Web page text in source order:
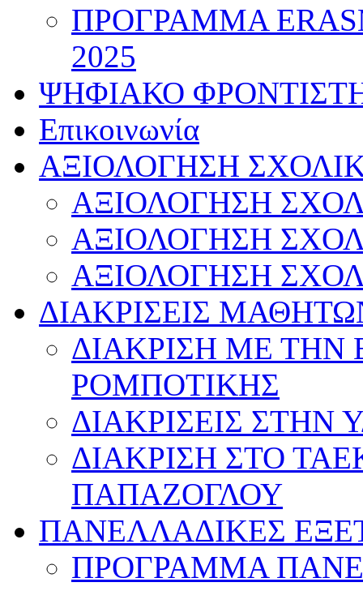
ΠΡΟΓΡΑΜΜΑ
2025
ΨΗΦΙΑΚΟ
Επικοινωνία
ΑΞΙΟΛΟΓΗΣΗ
ΑΞΙΟΛΟΓΗΣΗ
ΑΞΙΟΛΟΓΗΣΗ
ΑΞΙΟΛΟΓΗΣΗ
ΔΙΑΚΡΙΣΕΙΣ
ΔΙΑΚΡΙΣΗ ΜΕ
ΡΟΜΠΟΤΙΚΗΣ
ΔΙΑΚΡΙΣΕΙΣ ΣΤΗΝ
ΔΙΑΚΡΙΣΗ ΣΤΟ
ΠΑΠΑΖΟΓΛΟΥ
ΠΑΝΕΛΛΑΔΙΚΕΣ
ΠΡΟΓΡΑΜΜΑ